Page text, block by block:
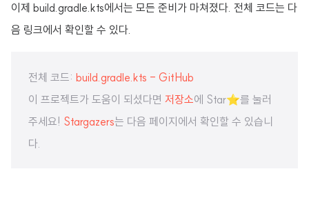
이제 build.gradle.kts에서는 모든 준비가 마쳐졌다. 전체 코드는 다
음 링크에서 확인할 수 있다.
전체 코드: build.gradle.kts - GitHub
이 프로젝트가 도움이 되셨다면 저장소에 Star⭐️를 눌러
주세요! Stargazers는 다음 페이지에서 확인할 수 있습니
다.